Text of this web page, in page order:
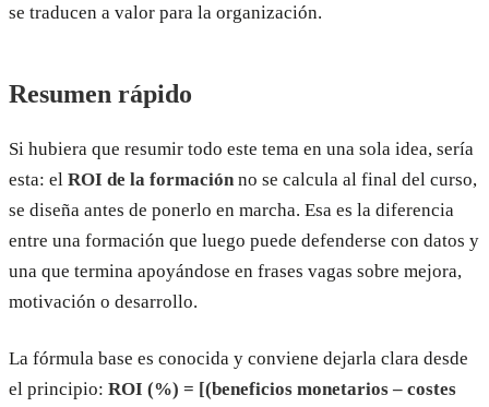
se traducen a valor para la organización.
Resumen rápido
Si hubiera que resumir todo este tema en una sola idea, sería
esta: el ROI de la formaciónno se calcula al final del curso,
se diseña antes de ponerlo en marcha. Esa es la diferencia
entre una formación que luego puede defenderse con datos y
una que termina apoyándose en frases vagas sobre mejora,
motivación o desarrollo.
La fórmula base es conocida y conviene dejarla clara desde
el principio: ROI (%) = [(beneficios monetarios – costes